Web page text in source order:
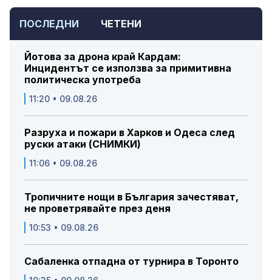
ПОСЛЕДНИ ЧЕТЕНИ
Йотова за дрона край Кардам:
Инцидентът се използва за примитивна
политическа употреба
11:20 • 09.08.26
Разруха и пожари в Харков и Одеса след
руски атаки (СНИМКИ)
11:06 • 09.08.26
Тропичните нощи в България зачестяват,
не проветрявайте през деня
10:53 • 09.08.26
Сабаленка отпадна от турнира в Торонто